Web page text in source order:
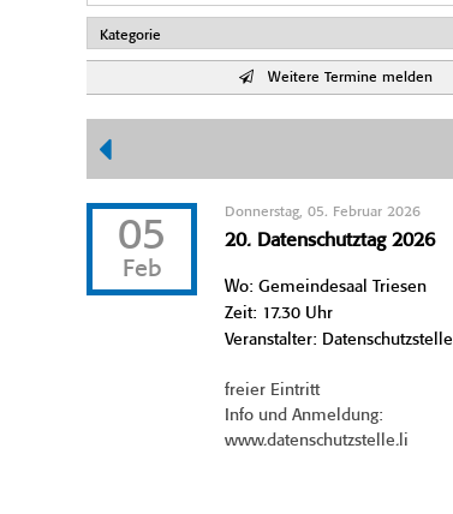
Weitere Termine melden
05
Feb
Donnerstag, 05. Februar 2026
20. Datenschutztag 2026
Wo: Gemeindesaal Triesen
Zeit: 17.30 Uhr
Veranstalter: Datenschutzstelle
freier Eintritt
Info und Anmeldung:
www.datenschutzstelle.li